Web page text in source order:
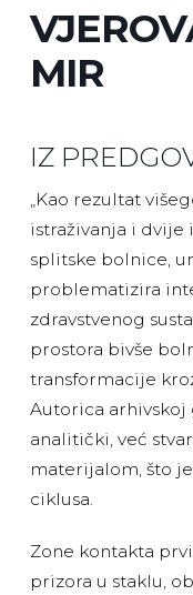
MIR
IZ
„Kao rezultat
istraživanja i
splitske bolnice,
problematizira
zdravstvenog
prostora bivše
transformacije
Autorica arhivskoj
analitički, već
materijalom, što
ciklusa.
Zone kontakta
prizora u staklu,